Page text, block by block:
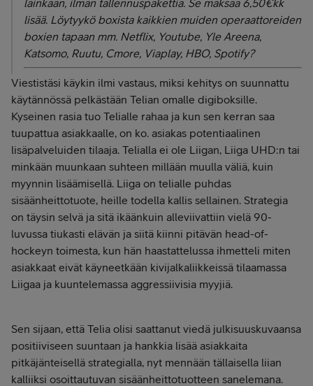
lainkaan, ilman tallennuspakettia. Se maksaa 6,50€kk
lisää. Löytyykö boxista kaikkien muiden operaattoreiden
boxien tapaan mm. Netflix, Youtube, Yle Areena,
Katsomo, Ruutu, Cmore, Viaplay, HBO, Spotify?
Viestistäsi käykin ilmi vastaus, miksi kehitys on suunnattu
käytännössä pelkästään Telian omalle digiboksille.
Kyseinen rasia tuo Telialle rahaa ja kun sen kerran saa
tuupattua asiakkaalle, on ko. asiakas potentiaalinen
lisäpalveluiden tilaaja. Telialla ei ole Liigan, Liiga UHD:n tai
minkään muunkaan suhteen millään muulla väliä, kuin
myynnin lisäämisellä. Liiga on telialle puhdas
sisäänheittotuote, heille todella kallis sellainen. Strategia
on täysin selvä ja sitä ikäänkuin alleviivattiin vielä 90-
luvussa tiukasti elävän ja siitä kiinni pitävän head-of-
hockeyn toimesta, kun hän haastattelussa ihmetteli miten
asiakkaat eivät käyneetkään kivijalkaliikkeissä tilaamassa
Liigaa ja kuuntelemassa aggressiivisia myyjiä.
Sen sijaan, että Telia olisi saattanut viedä julkisuuskuvaansa
positiiviseen suuntaan ja hankkia lisää asiakkaita
pitkäjänteisellä strategialla, nyt mennään tällaisella liian
kalliiksi osoittautuvan sisäänheittotuotteen sanelemana.